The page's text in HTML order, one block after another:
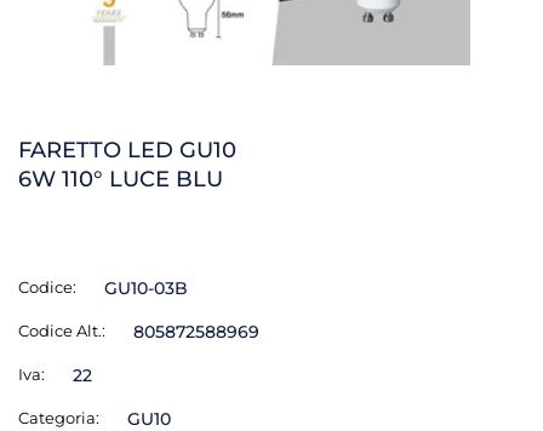
FARETTO LED GU10
6W 110° LUCE BLU
Codice: GU10-03B
Codice Alt.: 805872588969
Iva: 22
Categoria: GU10